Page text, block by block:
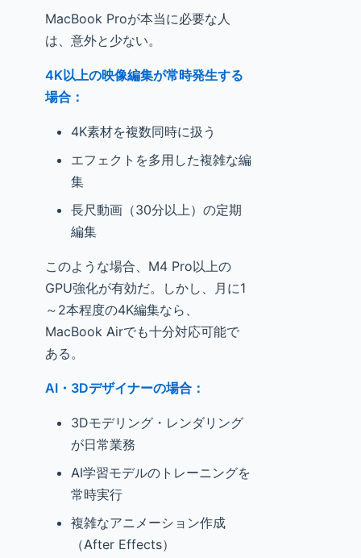
MacBook Proが本当に必要な人
は、意外と少ない。
4K以上の映像編集が常時発生する
場合：
4K素材を複数同時に扱う
エフェクトを多用した複雑な編
集
長尺動画（30分以上）の定期
編集
このような場合、M4 Pro以上の
GPU強化が有効だ。しかし、月に1
～2本程度の4K編集なら、
MacBook Airでも十分対応可能で
ある。
AI・3Dデザイナーの場合：
3Dモデリング・レンダリング
が日常業務
AI学習モデルのトレーニングを
常時実行
複雑なアニメーション作成
（After Effects）